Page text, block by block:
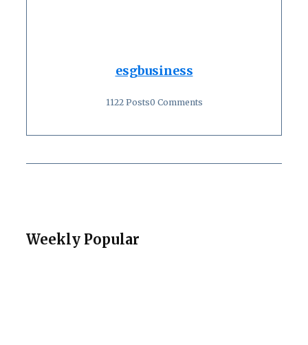
esgbusiness
1122 Posts0 Comments
Weekly Popular